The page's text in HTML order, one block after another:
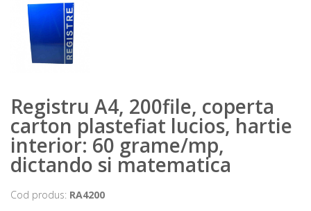
Registru A4, 200file, coperta
carton plastefiat lucios, hartie
interior: 60 grame/mp,
dictando si matematica
Cod produs: RA4200